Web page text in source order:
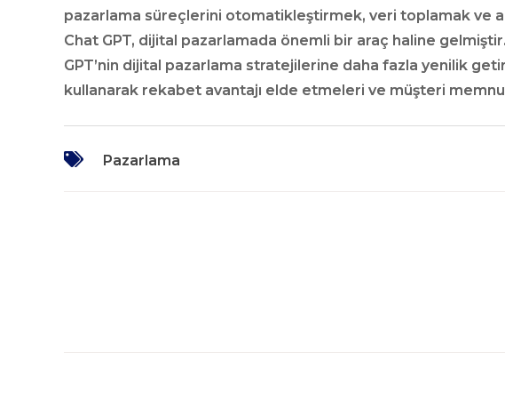
pazarlama süreçlerini otomatikleştirmek, veri toplamak ve
Chat GPT, dijital pazarlamada önemli bir araç haline
GPT’nin dijital pazarlama stratejilerine daha fazla yenilik
kullanarak rekabet avantajı elde etmeleri ve müşteri
Pazarlama